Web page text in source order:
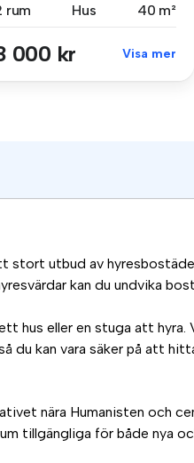
rum Hus 40 m²
000 kr Visa mer
stort utbud av
kan du undvika
eller en stuga att hyra.
du kan vara säker på att
nära Humanisten och
tillgängliga för både nya